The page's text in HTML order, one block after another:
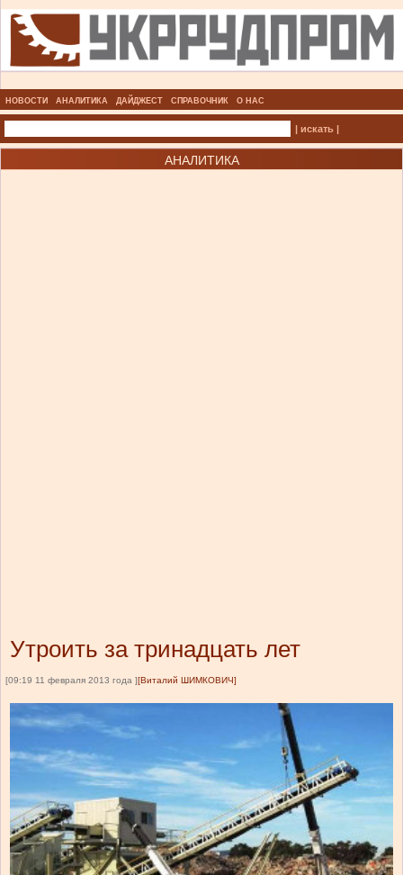
НОВОСТИ АНАЛИТИКА ДАЙДЖЕСТ СПРАВОЧНИК О НАС
| искать |
АНАЛИТИКА
Утроить за тринадцать лет
[09:19 11 февраля 2013 года ] [Виталий ШИМКОВИЧ]